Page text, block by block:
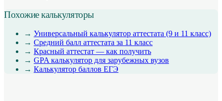
Похожие калькуляторы
→ Универсальный калькулятор аттестата (9 и 11 класс)
→ Средний балл аттестата за 11 класс
→ Красный аттестат — как получить
→ GPA калькулятор для зарубежных вузов
→ Калькулятор баллов ЕГЭ